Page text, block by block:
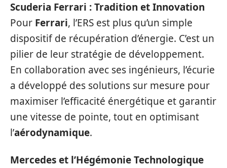
Scuderia Ferrari : Tradition et Innovation
Pour Ferrari, l’ERS est plus qu’un simple
dispositif de récupération d’énergie. C’est un
pilier de leur stratégie de développement.
En collaboration avec ses ingénieurs, l’écurie
a développé des solutions sur mesure pour
maximiser l’efficacité énergétique et garantir
une vitesse de pointe, tout en optimisant
l’aérodynamique.
Mercedes et l’Hégémonie Technologique